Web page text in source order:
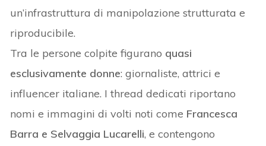
un’infrastruttura di manipolazione strutturata e
riproducibile.
Tra le persone colpite figurano quasi
esclusivamente donne: giornaliste, attrici e
influencer italiane. I thread dedicati riportano
nomi e immagini di volti noti come Francesca
Barra e Selvaggia Lucarelli, e contengono